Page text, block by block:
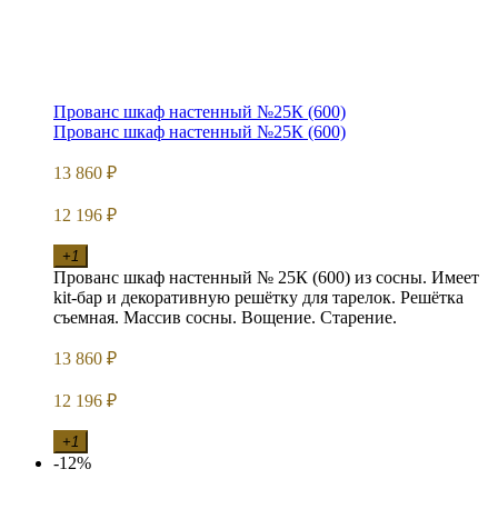
Прованс шкаф настенный №25К (600)
Прованс шкаф настенный №25К (600)
13 860 ₽
12 196 ₽
+1
Прованс шкаф настенный № 25К (600) из сосны. Имеет
kit-бар и декоративную решётку для тарелок. Решётка
съемная. Массив сосны. Вощение. Старение.
13 860 ₽
12 196 ₽
+1
-12%